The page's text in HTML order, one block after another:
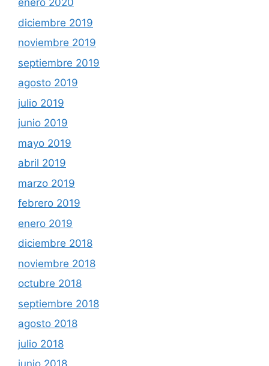
enero 2020
diciembre 2019
noviembre 2019
septiembre 2019
agosto 2019
julio 2019
junio 2019
mayo 2019
abril 2019
marzo 2019
febrero 2019
enero 2019
diciembre 2018
noviembre 2018
octubre 2018
septiembre 2018
agosto 2018
julio 2018
junio 2018